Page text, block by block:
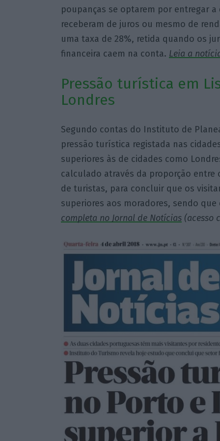
poupanças se optarem por entregar
receberam de juros ou mesmo de
uma taxa de 28%, retida quando os
financeira caem na conta. Leia a
Pressão turística em
Londres
Segundo contas do Instituto de
pressão turística registada nas
superiores às de cidades como
calculado através da proporção
de turistas, para concluir que os
superiores aos moradores, sendo
completa no Jornal de Notícias(acesso